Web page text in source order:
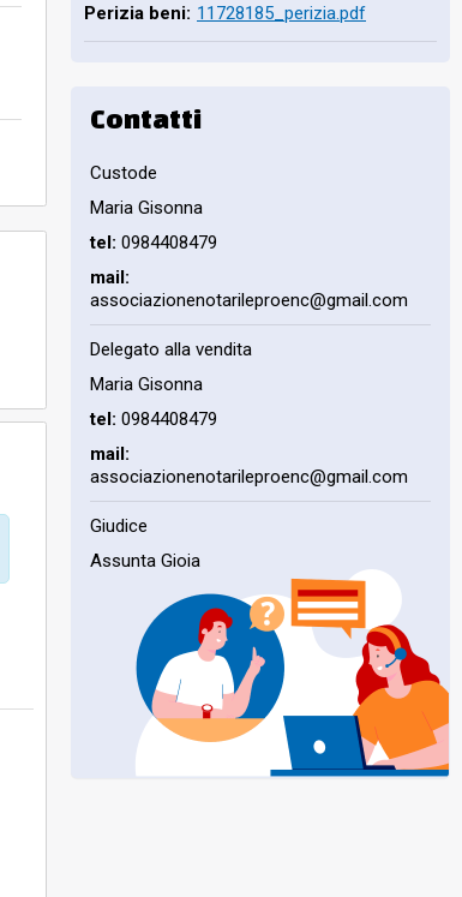
Perizia beni: 11728185_perizia.pdf
Contatti
Custode
Maria Gisonna
tel: 0984408479
mail:
associazionenotarileproenc@gmail.com
Delegato alla vendita
Maria Gisonna
tel: 0984408479
mail:
associazionenotarileproenc@gmail.com
Giudice
Assunta Gioia